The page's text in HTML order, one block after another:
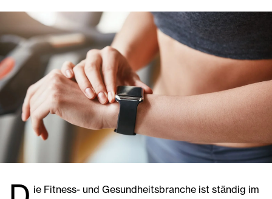
ie Fitness- und Gesundheitsbranche ist ständig im